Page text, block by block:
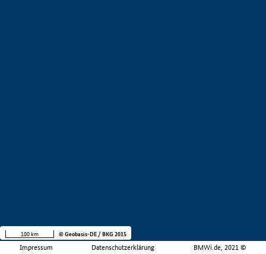
Impressum Datenschutzerklärung BMWi.de, 2021 ©
100 km © Geobasis-DE / BKG 2015